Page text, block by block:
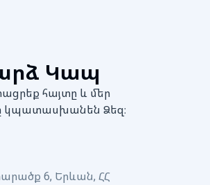
Կապ
հայտը և մեր
կպատասխանեն Ձեզ։
6, Երևան, ՀՀ